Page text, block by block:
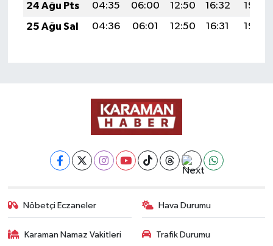
24 Ağu Pts
04:35 06:00 12:50 16:32
19:30
25 Ağu Sal
04:36 06:01 12:50 16:31 19:29
Nöbetçi Eczaneler Hava Durumu
Karaman Namaz Vakitleri Trafik Durumu